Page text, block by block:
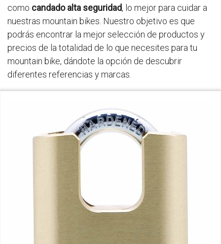
como candado alta seguridad, lo mejor para cuidar a
nuestras mountain bikes. Nuestro objetivo es que
podrás encontrar la mejor selección de productos y
precios de la totalidad de lo que necesites para tu
mountain bike, dándote la opción de descubrir
diferentes referencias y marcas.